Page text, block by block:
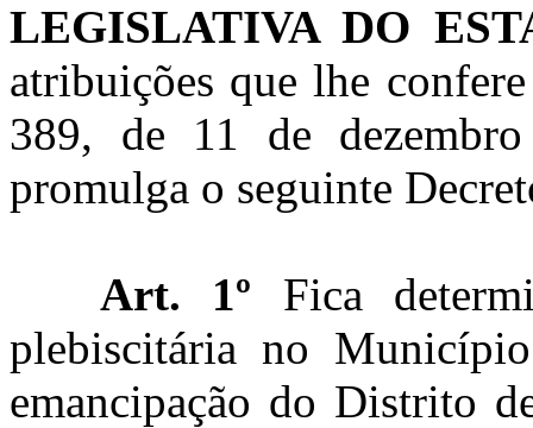
LEGISLATIVA DO
atribuições que lhe
389, de 11 de
promulga o seguinte
Art. 1º Fica
plebiscitária no
emancipação do Distrito